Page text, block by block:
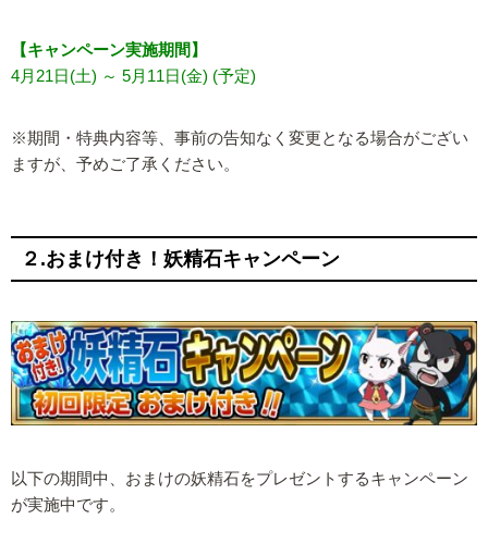
【キャンペーン実施期間】
4月21日(土) ～ 5月11日(金) (予定)
※期間・特典内容等、事前の告知なく変更となる場合がござい
ますが、予めご了承ください。
２.おまけ付き！妖精石キャンペーン
以下の期間中、おまけの妖精石をプレゼントするキャンペーン
が実施中です。